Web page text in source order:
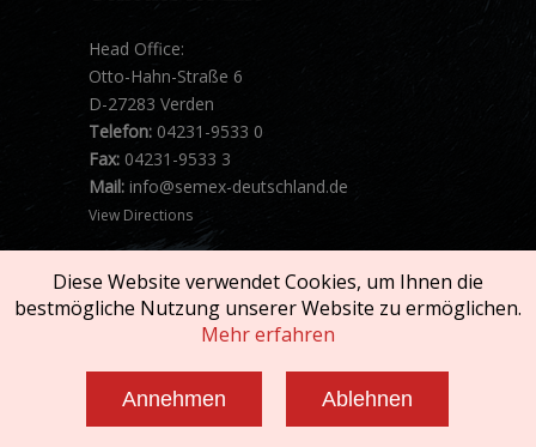
Head Office:
Otto-Hahn-Straße 6
D-27283 Verden
Telefon: 04231-9533 0
Fax: 04231-9533 3
Mail: info@semex-deutschland.de
View Directions
Impressum und AGB
Datenschutzerklärung
Diese Website verwendet Cookies, um Ihnen die
bestmögliche Nutzung unserer Website zu ermöglichen.
Mehr erfahren
Annehmen Ablehnen